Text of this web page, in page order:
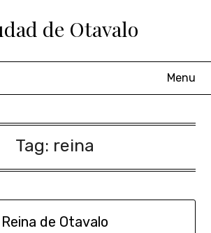
de Otavalo
Menu
Tag: reina
Reina de Otavalo